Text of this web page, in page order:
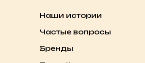
Наши истории
Частые вопросы
Бренды